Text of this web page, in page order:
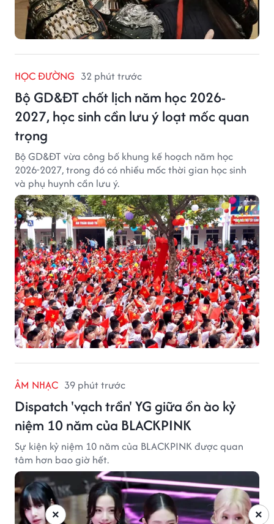
HỌC ĐƯỜNG 32 phút trước
Bộ GD&ĐT chốt lịch năm học 2026-
2027, học sinh cần lưu ý loạt mốc quan
trọng
Bộ GD&ĐT vừa công bố khung kế hoạch năm học
2026-2027, trong đó có nhiều mốc thời gian học sinh
và phụ huynh cần lưu ý.
ÂM NHẠC 39 phút trước
Dispatch 'vạch trần' YG giữa ồn ào kỷ
niệm 10 năm của BLACKPINK
Sự kiện kỷ niệm 10 năm của BLACKPINK được quan
tâm hơn bao giờ hết.
×
×